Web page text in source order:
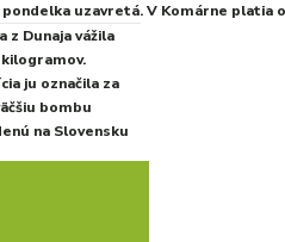
uzavretá. V Komárne platia
z Dunaja vážila
kilogramov.
ju označila za
bombu
na Slovensku